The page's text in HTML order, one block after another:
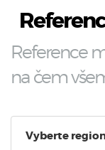
Reference
na čem
Vyberte